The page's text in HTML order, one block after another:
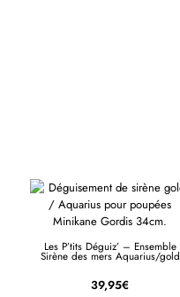
Les P’tits Déguiz’ – Ensemble
Sirène des mers Aquarius/gold
39,95€